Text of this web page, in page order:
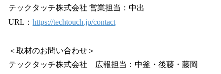
テックタッチ株式会社 営業担当：中出
URL： https://techtouch.jp/contact
＜取材のお問い合わせ＞
テックタッチ株式会社 広報担当：中釜・後藤・藤岡